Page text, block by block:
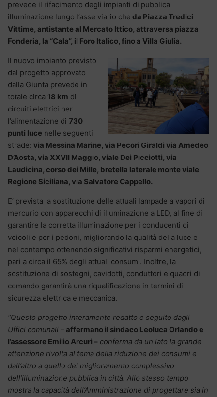
prevede il rifacimento degli impianti di pubblica
illuminazione lungo l’asse viario che da Piazza Tredici
Vittime, antistante al Mercato Ittico, attraversa piazza
Fonderia, la “Cala”, il Foro Italico, fino a Villa Giulia.
Il nuovo impianto previsto
dal progetto approvato
dalla Giunta prevede in
totale circa 18 km di
circuiti elettrici per
l’alimentazione di 730
punti luce nelle seguenti
strade: via Messina Marine, via Pecori Giraldi via Amedeo
D’Aosta, via XXVII Maggio, viale Dei Picciotti, via
Laudicina, corso dei Mille, bretella laterale monte viale
Regione Siciliana, via Salvatore Cappello.
E’ prevista la sostituzione delle attuali lampade a vapori di
mercurio con apparecchi di illuminazione a LED, al fine di
garantire la corretta illuminazione per i conducenti di
veicoli e per i pedoni, migliorando la qualità della luce e
nel contempo ottenendo significativi risparmi energetici,
pari a circa il 65% degli attuali consumi. Inoltre, la
sostituzione di sostegni, cavidotti, conduttori e quadri di
comando garantirà una riqualificazione in termini di
sicurezza elettrica e meccanica.
“Questo progetto interamente redatto e seguito dagli
Uffici comunali –affermano il sindaco Leoluca Orlando e
l’assessore Emilio Arcuri – conferma da un lato la grande
attenzione rivolta al tema della riduzione dei consumi e
dall’altro a quello del miglioramento complessivo
dell’illuminazione pubblica in città. Allo stesso tempo
mostra la capacità dell’Amministrazione di progettare sia in